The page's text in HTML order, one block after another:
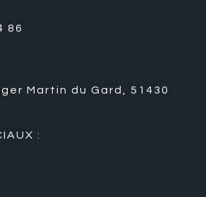
86
Martin du Gard, 51430
: